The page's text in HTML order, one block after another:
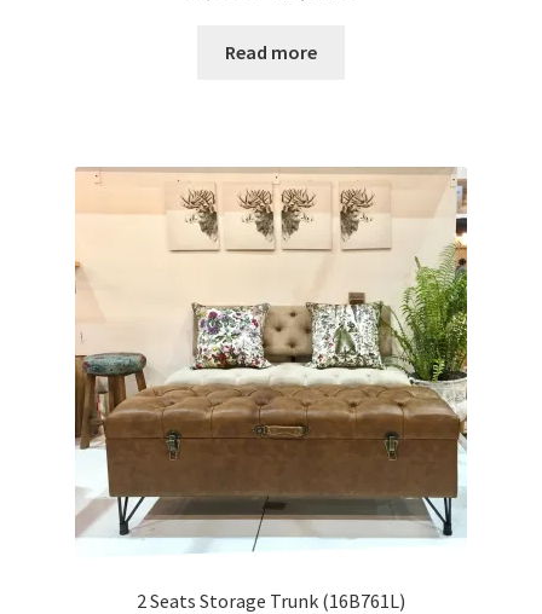
Read more
2 Seats Storage Trunk (16B761L)